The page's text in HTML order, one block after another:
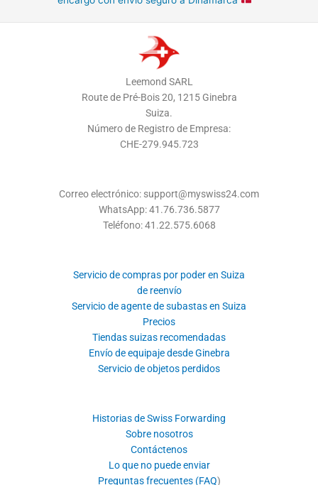
Leemond SARL
Route de Pré-Bois 20, 1215 Ginebra
Suiza.
Número de Registro de Empresa:
CHE-279.945.723
Correo electrónico: support@myswiss24.com
WhatsApp: 41.76.736.5877
Teléfono: 41.22.575.6068
Servicio de compras por poder en Suiza
de reenvío
Servicio de agente de subastas en Suiza
Precios
Tiendas suizas recomendadas
Envío de equipaje desde Ginebra
Servicio de objetos perdidos
Historias de Swiss Forwarding
Sobre nosotros
Contáctenos
Lo que no puede enviar
Preguntas frecuentes (FAQ)